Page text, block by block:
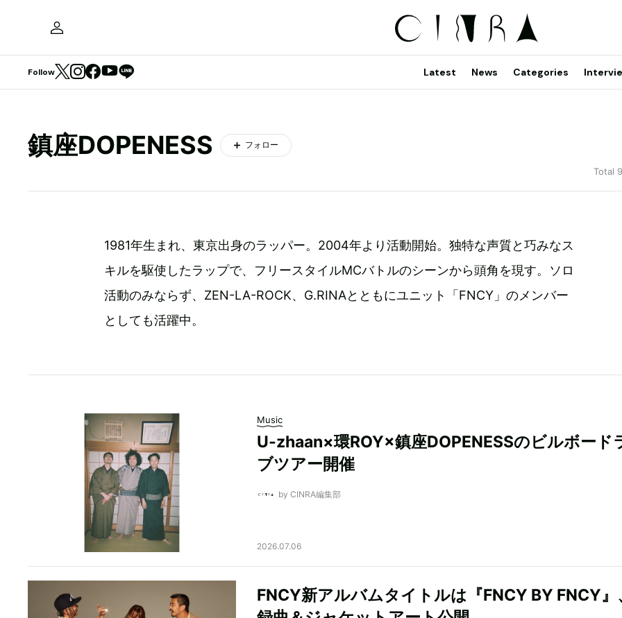
Follow Latest News Categories
鎮座DOPENESS フォロー
Total
1981年生まれ、東京出身のラッパー。2004年より活動開始。独特な声質と巧みなス
キルを駆使したラップで、フリースタイルMCバトルのシーンから頭角を現す。ソロ
活動のみならず、ZEN-LA-ROCK、G.RINAとともにユニット「FNCY」のメンバー
としても活躍中。
Music
U-zhaan×環ROY×鎮座DOPENESSのビルボード
ブツアー開催
by CINRA編集部
2026.07.06
FNCY新アルバムタイトルは『FNCY BY FNCY』